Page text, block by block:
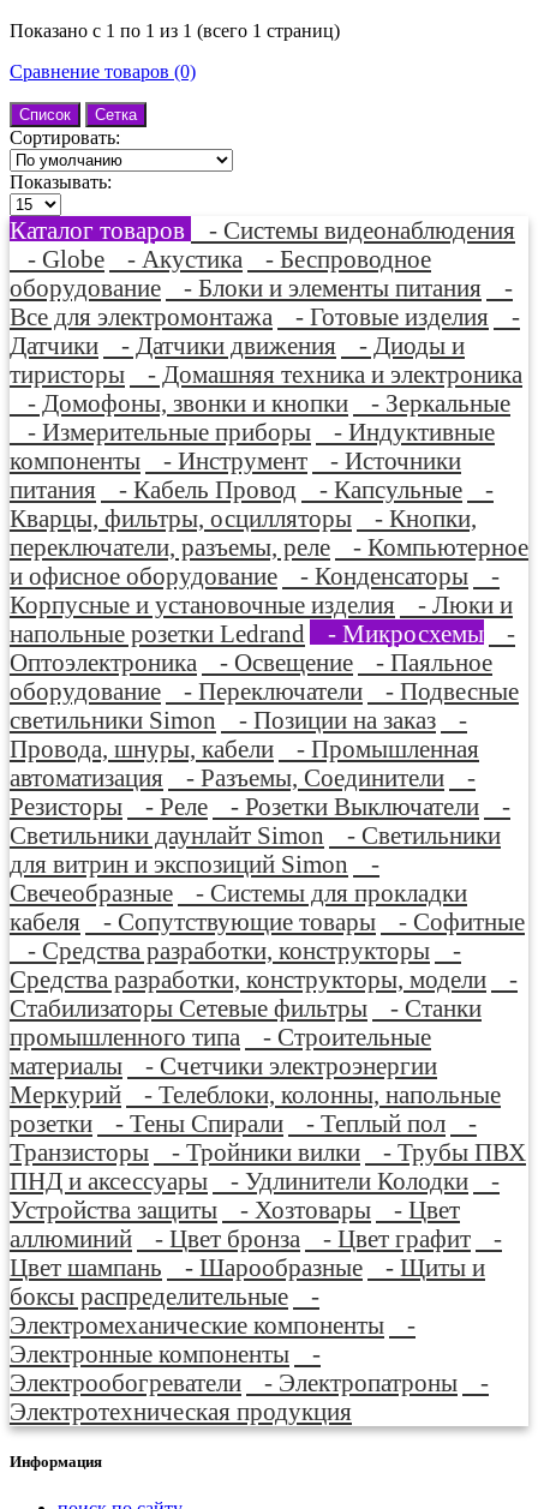
Показано с 1 по 1 из 1 (всего 1 страниц)
Сравнение товаров (0)
Список Сетка
Сортировать:
Показывать:
Каталог товаров
- Системы видеонаблюдения
- Globe
- Акустика
- Беспроводное
оборудование
- Блоки и элементы питания
-
Все для электромонтажа
- Готовые изделия
-
Датчики
- Датчики движения
- Диоды и
тиристоры
- Домашняя техника и электроника
- Домофоны, звонки и кнопки
- Зеркальные
- Измерительные приборы
- Индуктивные
компоненты
- Инструмент
- Источники
питания
- Кабель Провод - Капсульные
-
Кварцы, фильтры, осцилляторы
- Кнопки,
переключатели, разъемы, реле
- Компьютерное
и офисное оборудование
- Конденсаторы
-
Корпусные и установочные изделия
- Люки и
напольные розетки Ledrand
- Микросхемы
-
Оптоэлектроника
- Освещение
- Паяльное
оборудование
- Переключатели
- Подвесные
светильники Simon
- Позиции на заказ
-
Провода, шнуры, кабели
- Промышленная
автоматизация
- Разъемы, Соединители
-
Резисторы
- Реле - Розетки Выключатели
-
Светильники даунлайт Simon
- Светильники
для витрин и экспозиций Simon
-
Свечеобразные
- Системы для прокладки
кабеля
- Сопутствующие товары
- Софитные
- Средства разработки, конструкторы
-
Средства разработки, конструкторы, модели
-
Стабилизаторы Сетевые фильтры
- Станки
промышленного типа
- Строительные
материалы
- Счетчики электроэнергии
Меркурий
- Телеблоки, колонны, напольные
розетки
- Тены Спирали - Теплый пол
-
Транзисторы
- Тройники вилки
- Трубы ПВХ
ПНД и аксессуары
- Удлинители Колодки
-
Устройства защиты
- Хозтовары
- Цвет
аллюминий
- Цвет бронза - Цвет графит
-
Цвет шампань
- Шарообразные
- Щиты и
боксы распределительные
-
Электромеханические компоненты
-
Электронные компоненты
-
Электрообогреватели
- Электропатроны
-
Электротехническая продукция
Информация